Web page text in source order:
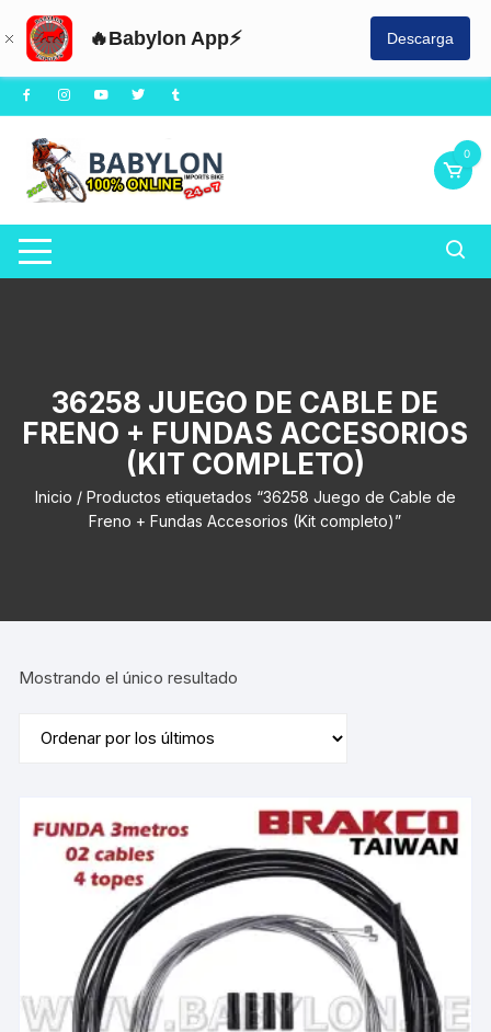
🔥Babylon App⚡ Descarga
Saltar
al
contenido
0
36258 JUEGO DE CABLE DE
FRENO + FUNDAS ACCESORIOS
(KIT COMPLETO)
Inicio / Productos etiquetados “36258 Juego de Cable de
Freno + Fundas Accesorios (Kit completo)”
Mostrando el único resultado